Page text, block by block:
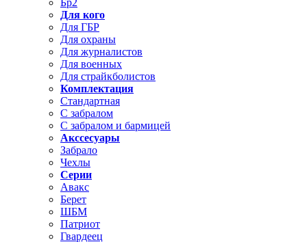
Бр2
Для кого
Для ГБР
Для охраны
Для журналистов
Для военных
Для страйкболистов
Комплектация
Стандартная
С забралом
С забралом и бармицей
Акссесуары
Забрало
Чехлы
Серии
Авакс
Берет
ШБМ
Патриот
Гвардеец